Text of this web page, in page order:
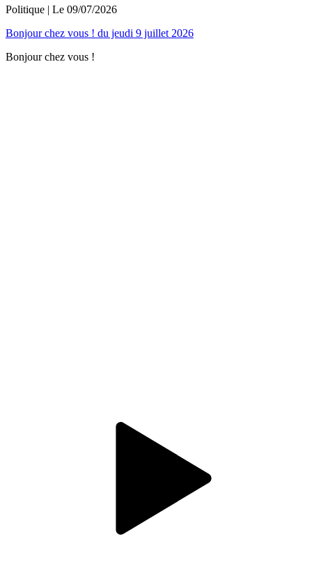
Politique | Le 09/07/2026
Bonjour chez vous ! du jeudi 9 juillet 2026
Bonjour chez vous !